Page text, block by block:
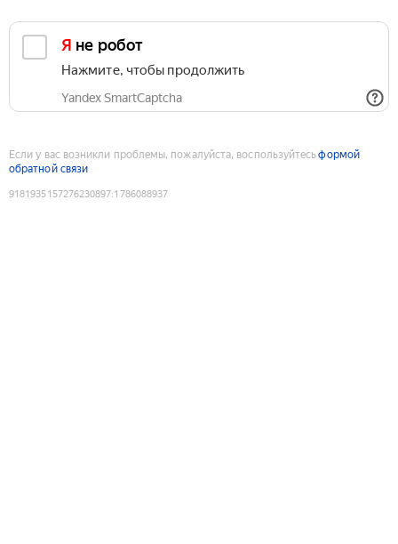
Я не робот
Нажмите, чтобы продолжить
Yandex SmartCaptcha
Если у вас возникли проблемы, пожалуйста, воспользуйтесьформой
обратной связи
9181935157276230897:1786088937